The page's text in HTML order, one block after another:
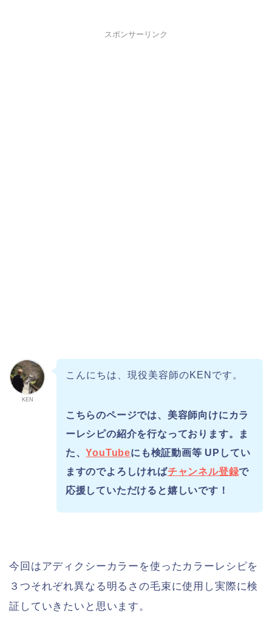
スポンサーリンク
KEN
こんにちは、現役美容師のKENです。
こちらのページでは、美容師向けにカラ
ーレシピの紹介を行なっております。ま
た、YouTubeにも検証動画等 UPしてい
ますのでよろしければチャンネル登録で
応援していただけると嬉しいです！
今回はアディクシーカラーを使ったカラーレシピを
３つそれぞれ異なる明るさの毛束に使用し実際に検
証していきたいと思います。